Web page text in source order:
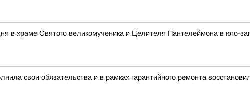
в храме Святого великомученика и Целителя Пантелеймона в юго-
свои обязательства и в рамках гарантийного ремонта